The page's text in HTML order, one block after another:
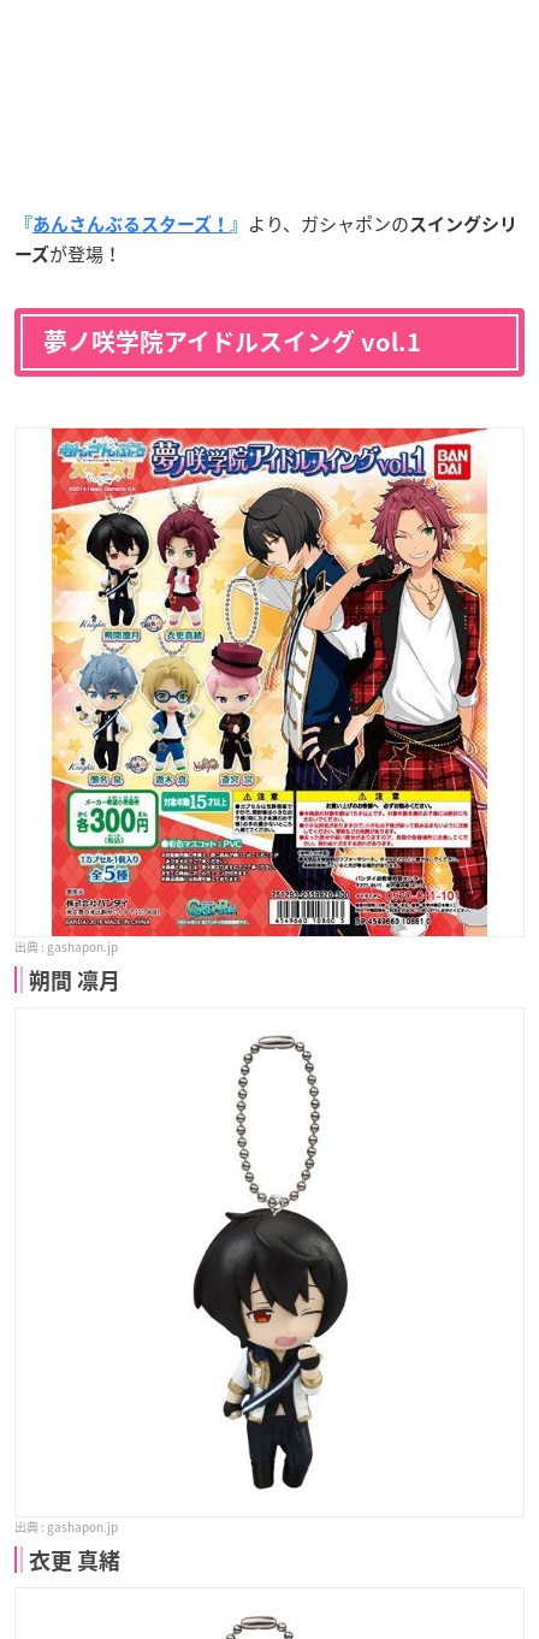
『あんさんぶるスターズ！ 』 より、ガシャポンの スイングシリ
ーズが登場！
夢ノ咲学院アイドルスイング vol.1
gashapon.jp
朔間 凛月
gashapon.jp
衣更 真緒